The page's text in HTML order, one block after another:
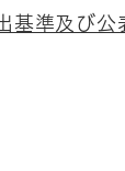
基準及び公